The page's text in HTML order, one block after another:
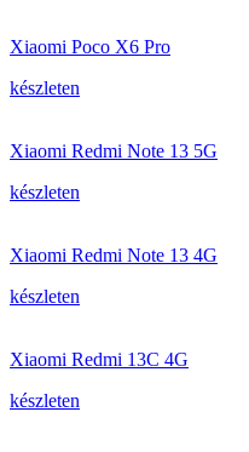
Xiaomi Poco X6 Pro
készleten
Xiaomi Redmi Note 13 5G
készleten
Xiaomi Redmi Note 13 4G
készleten
Xiaomi Redmi 13C 4G
készleten